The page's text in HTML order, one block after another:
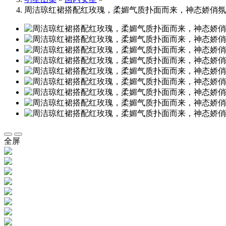
周洁琼红裙搭配红玫瑰，柔媚气质扑面而来，神态娇俏
全屏